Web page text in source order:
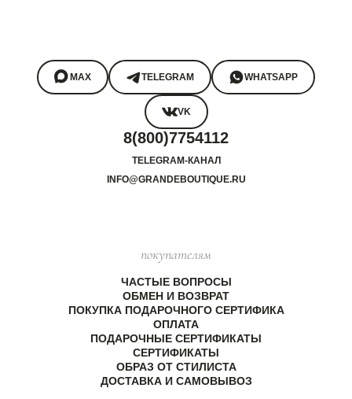
MAX TELEGRAM WHATSAPP
VK
8(800)7754112
TELEGRAM-КАНАЛ
INFO@GRANDEBOUTIQUE.RU
покупателям
ЧАСТЫЕ ВОПРОСЫ
ОБМЕН И ВОЗВРАТ
ПОКУПКА ПОДАРОЧНОГО СЕРТИФИКА
ОПЛАТА
ПОДАРОЧНЫЕ СЕРТИФИКАТЫ
СЕРТИФИКАТЫ
ОБРАЗ ОТ СТИЛИСТА
ДОСТАВКА И САМОВЫВОЗ